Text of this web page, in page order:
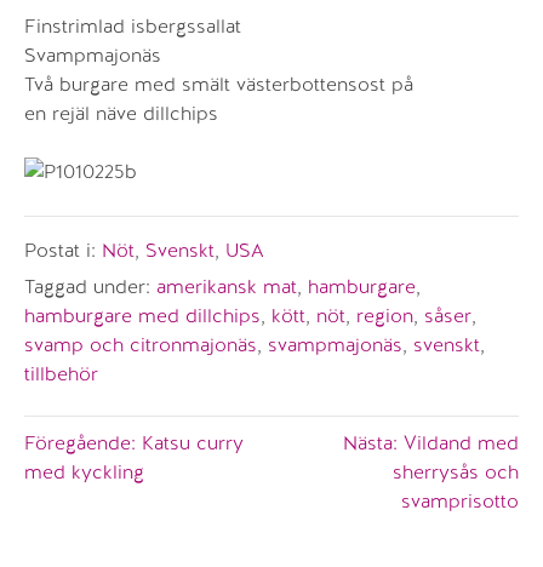
Finstrimlad isbergssallat
Svampmajonäs
Två burgare med smält västerbottensost på
en rejäl näve dillchips
Postat i: Nöt, Svenskt, USA
Taggad under: amerikansk mat, hamburgare,
hamburgare med dillchips, kött, nöt, region, såser,
svamp och citronmajonäs, svampmajonäs, svenskt,
tillbehör
Inläggsnavigering
Föregående: Katsu curry
med kyckling
Nästa: Vildand med
sherrysås och
svamprisotto